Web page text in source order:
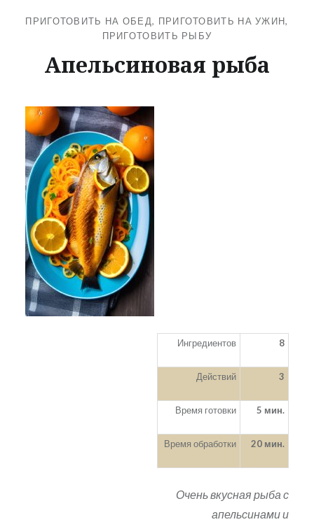
ПРИГОТОВИТЬ НА ОБЕД, ПРИГОТОВИТЬ НА УЖИН,
ПРИГОТОВИТЬ РЫБУ
Апельсиновая рыба
Ингредиентов 8
Действий 3
Время готовки 5 мин.
Время обработки 20 мин.
Очень вкусная рыба с
апельсинами и